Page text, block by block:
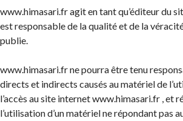
www.himasari.fr agit en tant qu’éditeur du
est responsable de la qualité et de la
publie.
www.himasari.fr ne pourra être tenu
directs et indirects causés au matériel de
l’accès au site internet www.himasari.fr , et
l’utilisation d’un matériel ne répondant pas